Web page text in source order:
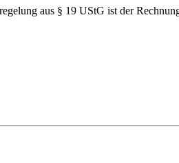
aus § 19 UStG ist der